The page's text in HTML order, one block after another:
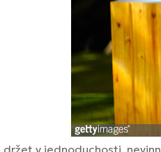
v jednoduchosti,